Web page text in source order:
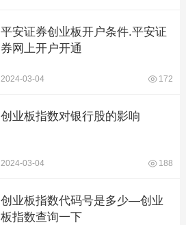
平安证券创业板开户条件.平安证
券网上开户开通
2024-03-04 172
创业板指数对银行股的影响
2024-03-04 188
创业板指数代码号是多少—创业
板指数查询一下